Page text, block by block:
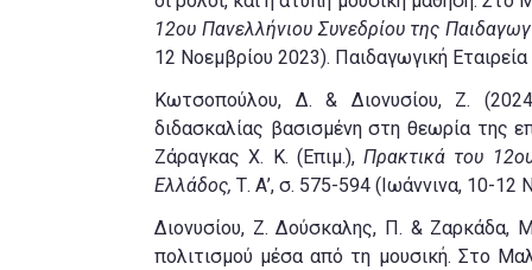
12oυ Πανελλήνιου Συνεδρίου της
12 Νοεμβρίου 2023). Παιδαγωγική
Κωτσοπούλου, Δ. & Διονυσίου, Ζ.
διδασκαλίας βασισμένη στη θεωρία της
Ζάραγκας Χ. Κ. (Επιμ.), Πρακτικά του
Ελλάδος, Τ. Α’, σ. 575-594 (Ιωάννινα, 10-12
Διονυσίου, Ζ. Δούσκαλης, Π. & Ζαρκάδα,
πολιτισμού μέσα από τη μουσική. Στο